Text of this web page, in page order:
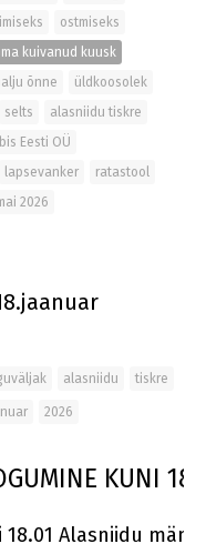
ostmiseks
kuivanud kuusk
õnne
üldkoosolek
selts
alasniidu tiskre
Eesti OÜ
lapsevanker
ratastool
2026
alasniidu tiskre
2026
KUNI
Alasniidu